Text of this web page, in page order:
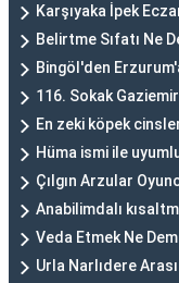
Karşıyaka İpek
Belirtme Sıfatı Ne
Bingöl'den
116. Sokak Gaziemir
En zeki köpek
Hüma ismi ile
Çılgın Arzular
Anabilimdalı
Veda Etmek Ne
Urla Narlıdere